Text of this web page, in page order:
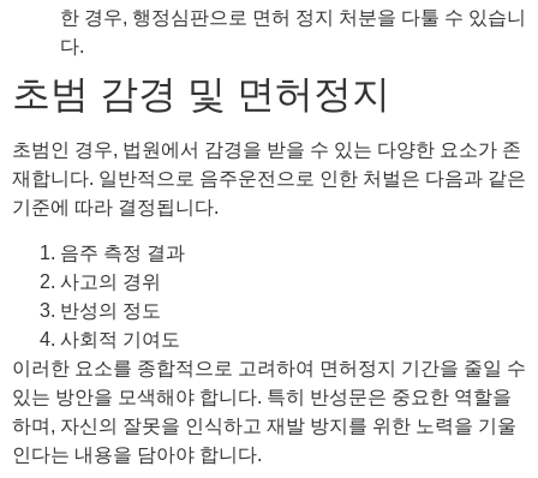
한 경우, 행정심판으로 면허 정지 처분을 다툴 수 있습니
다.
초범 감경 및 면허정지
초범인 경우, 법원에서 감경을 받을 수 있는 다양한 요소가 존
재합니다. 일반적으로 음주운전으로 인한 처벌은 다음과 같은
기준에 따라 결정됩니다.
음주 측정 결과
사고의 경위
반성의 정도
사회적 기여도
이러한 요소를 종합적으로 고려하여 면허정지 기간을 줄일 수
있는 방안을 모색해야 합니다. 특히 반성문은 중요한 역할을
하며, 자신의 잘못을 인식하고 재발 방지를 위한 노력을 기울
인다는 내용을 담아야 합니다.